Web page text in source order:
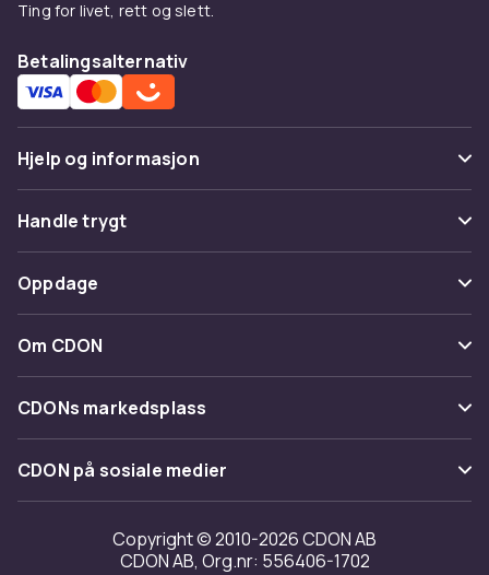
Ting for livet, rett og slett.
Betalingsalternativ
Hjelp og informasjon
Vanlige spørsmål
Spor pakke
Angre & returner her
Kontakt oss
Handle trygt
Betaling
Levering
Tilbakekallinger
Oppdage
Kategorier
Varemerker
Om CDON
Om oss
Kundeanmeldelser
Jobbe på CDON
Investor relations
CDONs markedsplass
Merchant Help Center
CDON på sosiale medier
Copyright © 2010-2026 CDON AB
CDON AB, Org.nr: 556406-1702